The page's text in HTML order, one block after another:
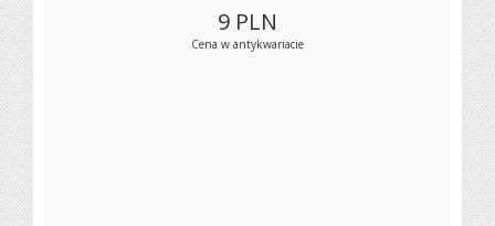
9 PLN
Cena w antykwariacie